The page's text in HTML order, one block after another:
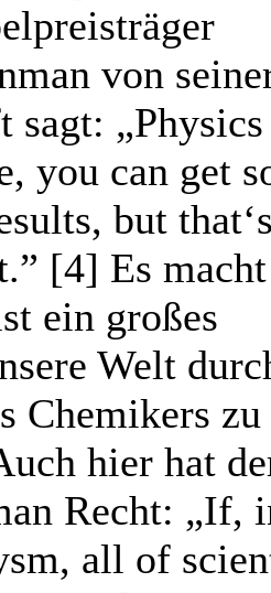
von
sagt:
you can get
but
[4] Es macht
ein großes
Welt
Chemikers zu
hier hat
Recht: „If,
all of